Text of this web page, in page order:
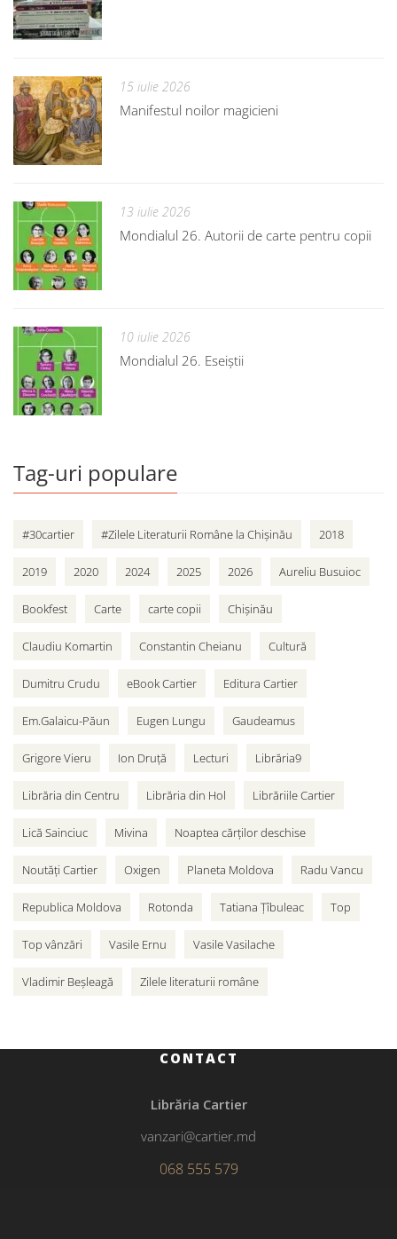
15 iulie 2026
Manifestul noilor magicieni
13 iulie 2026
Mondialul 26. Autorii de carte pentru copii
10 iulie 2026
Mondialul 26. Eseiștii
Tag-uri populare
#30cartier #Zilele Literaturii Române la Chișinău 2018
2019 2020 2024 2025 2026 Aureliu Busuioc
Bookfest Carte carte copii Chișinău
Claudiu Komartin Constantin Cheianu Cultură
Dumitru Crudu eBook Cartier Editura Cartier
Em.Galaicu-Păun Eugen Lungu Gaudeamus
Grigore Vieru Ion Druță Lecturi Librăria9
Librăria din Centru Librăria din Hol Librăriile Cartier
Lică Sainciuc Mivina Noaptea cărților deschise
Noutăți Cartier Oxigen Planeta Moldova Radu Vancu
Republica Moldova Rotonda Tatiana Țîbuleac Top
Top vânzări Vasile Ernu Vasile Vasilache
Vladimir Beșleagă Zilele literaturii române
CONTACT
Librăria Cartier
vanzari@cartier.md
068 555 579